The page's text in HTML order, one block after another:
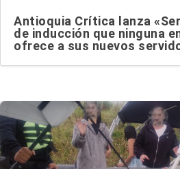
Antioquia Crítica lanza
de inducción que ninguna
ofrece a sus nuevos